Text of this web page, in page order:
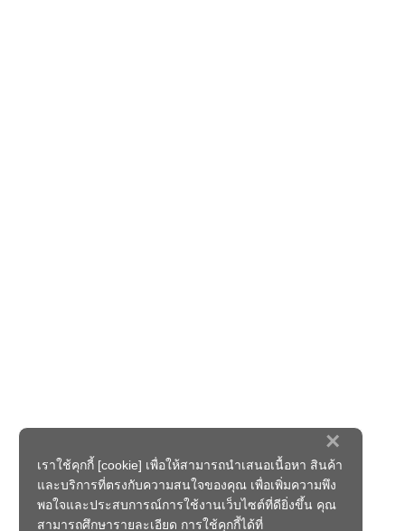
×
เราใช้คุกกี้ [cookie] เพื่อให้สามารถนำเสนอเนื้อหา สินค้า
และบริการที่ตรงกับความสนใจของคุณ เพื่อเพิ่มความพึง
พอใจและประสบการณ์การใช้งานเว็บไซต์ที่ดียิ่งขึ้น คุณ
สามารถศึกษารายละเอียด การใช้คุกกี้ได้ที่